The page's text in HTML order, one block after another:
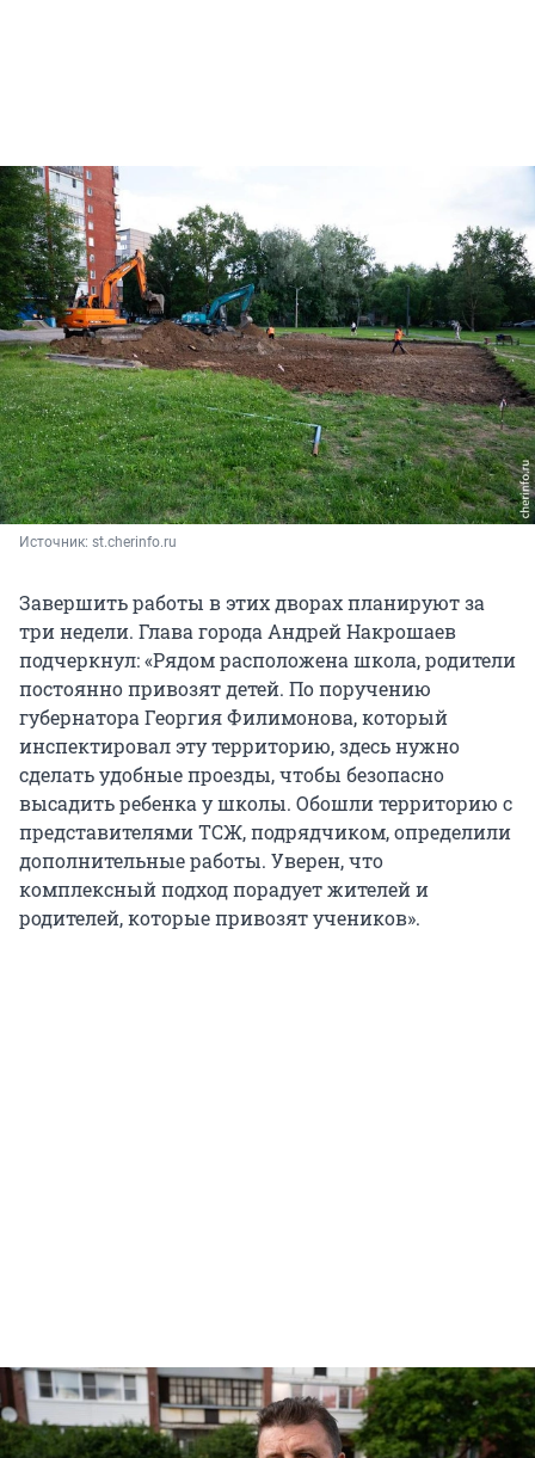
Источник: st.cherinfo.ru
Завершить работы в этих дворах планируют за
три недели. Глава города Андрей Накрошаев
подчеркнул: «Рядом расположена школа, родители
постоянно привозят детей. По поручению
губернатора Георгия Филимонова, который
инспектировал эту территорию, здесь нужно
сделать удобные проезды, чтобы безопасно
высадить ребенка у школы. Обошли территорию с
представителями ТСЖ, подрядчиком, определили
дополнительные работы. Уверен, что
комплексный подход порадует жителей и
родителей, которые привозят учеников».